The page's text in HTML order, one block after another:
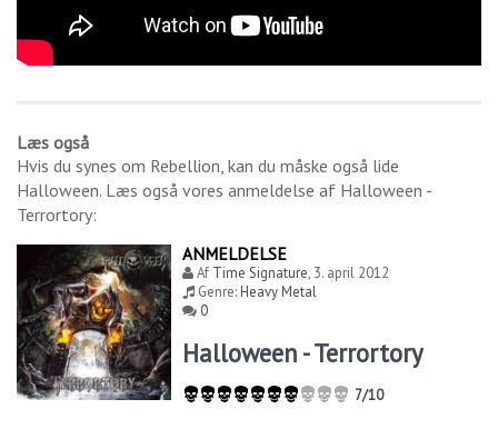
Læs også
Hvis du synes om Rebellion, kan du måske også lide
Halloween. Læs også vores anmeldelse af Halloween -
Terrortory:
ANMELDELSE
Af Time Signature, 3. april 2012
Genre:Heavy Metal
0
Halloween - Terrortory
7/10